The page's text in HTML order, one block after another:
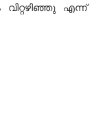
എന്ന്